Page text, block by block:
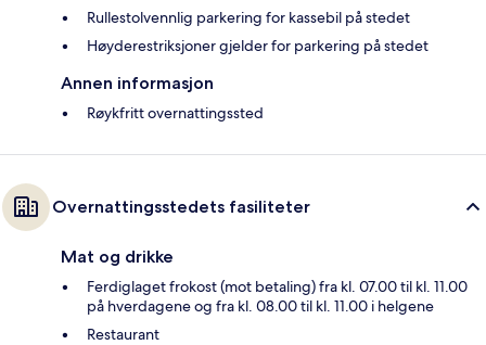
Rullestolvennlig parkering for kassebil på stedet
Høyderestriksjoner gjelder for parkering på stedet
Annen informasjon
Røykfritt overnattingssted
Overnattingsstedets fasiliteter
Mat og drikke
Ferdiglaget frokost (mot betaling) fra kl. 07.00 til kl. 11.00
på hverdagene og fra kl. 08.00 til kl. 11.00 i helgene
Restaurant